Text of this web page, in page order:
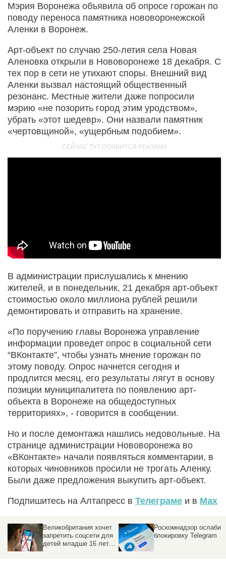
Мэрия Воронежа объявила об опросе горожан по
поводу переноса памятника нововоронежской
Аленки в Воронеж.
Арт-объект по случаю 250-летия села Новая
Аленовка открыли в Нововоронеже 18 декабря. С
тех пор в сети не утихают споры. Внешний вид
Аленки вызвал настоящий общественный
резонанс. Местные жители даже попросили
мэрию «не позорить город этим уродством»,
убрать «этот шедевр». Они назвали памятник
«чертовщиной», «ущербным подобием».
В администрации прислушались к мнению
жителей, и в понедельник, 21 декабря арт-объект
стоимостью около миллиона рублей решили
демонтировать и отправить на хранение.
«По поручению главы Воронежа управление
информации проведет опрос в социальной сети
“ВКонтакте”, чтобы узнать мнение горожан по
этому поводу. Опрос начнется сегодня и
продлится месяц, его результаты лягут в основу
позиции муниципалитета по появлению арт-
объекта в Воронеже на общедоступных
территориях», - говорится в сообщении.
Но и после демонтажа нашлись недовольные. На
странице администрации Нововоронежа во
«ВКонтакте» начали появляться комментарии, в
которых чиновников просили не трогать Аленку.
Были даже предложения выкупить арт-объект.
Подпишитесь на Алтапресс в Телеграме и в Max
Великобритания хочет
запретить соцсети для
детей младше 16 лет в
Роскомнадзор ослабил
блокировку Telegram